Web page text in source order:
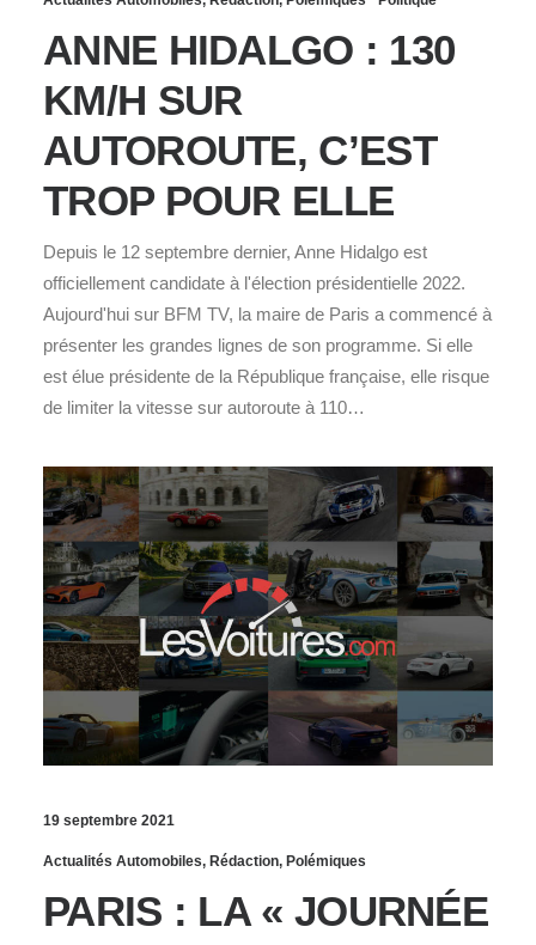
ANNE HIDALGO : 130
KM/H SUR
AUTOROUTE, C’EST
TROP POUR ELLE
Depuis le 12 septembre dernier, Anne Hidalgo est
officiellement candidate à l'élection présidentielle 2022.
Aujourd'hui sur BFM TV, la maire de Paris a commencé à
présenter les grandes lignes de son programme. Si elle
est élue présidente de la République française, elle risque
de limiter la vitesse sur autoroute à 110…
19 septembre 2021
Actualités Automobiles, Rédaction, Polémiques
PARIS : LA « JOURNÉE